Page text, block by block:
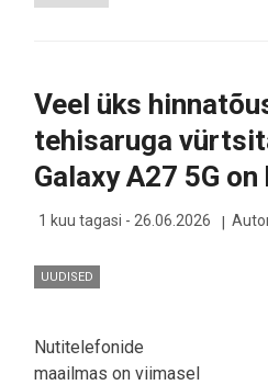
KUIDAS
ENNE,
MAA
VÄRISEMA
HAKKAS
Veel üks
tehisaruga
Galaxy A27 5G
1 kuu tagasi - 26.06.2026
UUDISED
Nutitelefonide
maailmas on viimasel